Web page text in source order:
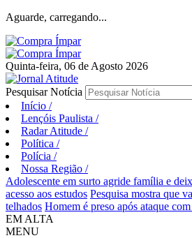
Aguarde, carregando...
Quinta-feira, 06 de Agosto 2026
Pesquisar Notícia
Início /
Lençóis Paulista /
Radar Atitude /
Política /
Polícia /
Nossa Região /
Adolescente em surto agride família e
acesso aos estudos Pesquisa mostra que
telhados Homem é preso após ataque
EM ALTA
MENU